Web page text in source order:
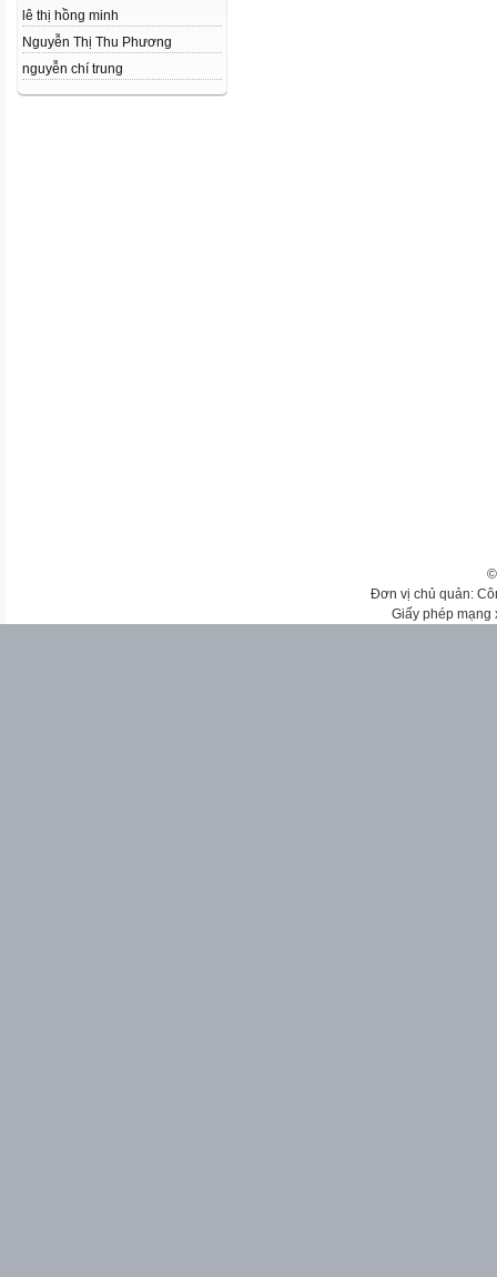
lê thị hồng minh
Nguyễn Thị Thu Phương
nguyễn chí trung
Đơn vị chủ quản:
Giấy phép mạng